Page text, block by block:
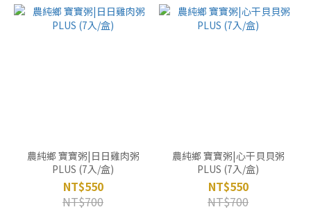
農純鄉 寶寶粥|日日雞肉粥
PLUS (7入/盒)
NT$550
NT$700
農純鄉 寶寶粥|心干貝貝粥
PLUS (7入/盒)
NT$550
NT$700